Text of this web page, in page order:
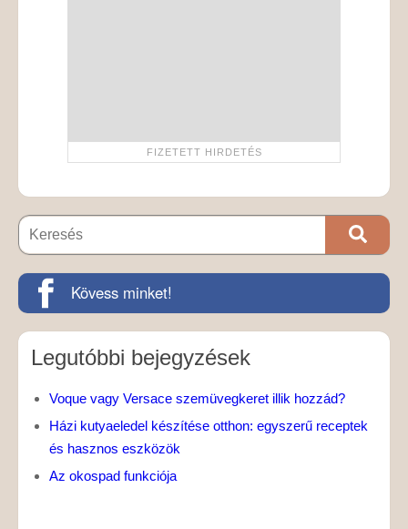
Kövess minket!
Legutóbbi bejegyzések
Voque vagy Versace szemüvegkeret illik hozzád?
Házi kutyaeledel készítése otthon: egyszerű receptek
és hasznos eszközök
Az okospad funkciója